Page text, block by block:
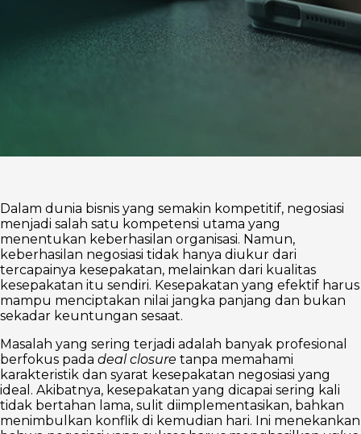
Dalam dunia bisnis yang semakin kompetitif, negosiasi
menjadi salah satu kompetensi utama yang
menentukan keberhasilan organisasi. Namun,
keberhasilan negosiasi tidak hanya diukur dari
tercapainya kesepakatan, melainkan dari kualitas
kesepakatan itu sendiri. Kesepakatan yang efektif harus
mampu menciptakan nilai jangka panjang dan bukan
sekadar keuntungan sesaat.
Masalah yang sering terjadi adalah banyak profesional
berfokus pada deal closure tanpa memahami
karakteristik dan syarat kesepakatan negosiasi yang
ideal. Akibatnya, kesepakatan yang dicapai sering kali
tidak bertahan lama, sulit diimplementasikan, bahkan
menimbulkan konflik di kemudian hari. Ini menekankan